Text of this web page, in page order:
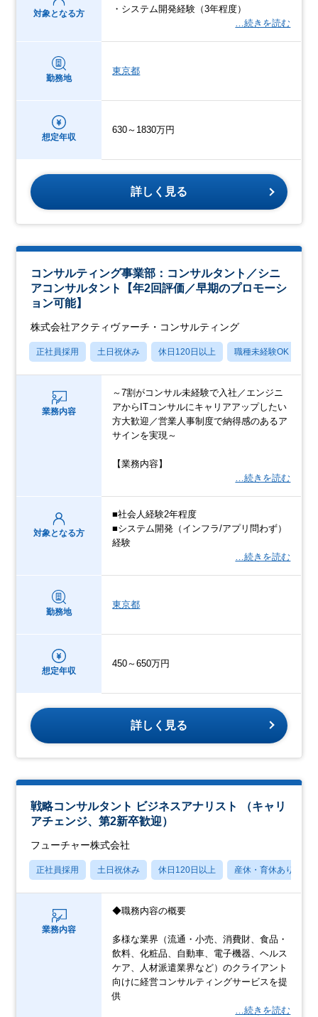
対象となる方
・システム開発経験（3年程度）
…続きを読む
勤務地
東京都
想定年収
630～1830万円
詳しく見る
コンサルティング事業部：コンサルタント／シニ
アコンサルタント【年2回評価／早期のプロモーシ
ョン可能】
株式会社アクティヴァーチ・コンサルティング
正社員採用 土日祝休み 休日120日以上 職種未経験OK
業務内容
～7割がコンサル未経験で入社／エンジニ
アからITコンサルにキャリアアップしたい
方大歓迎／営業人事制度で納得感のあるア
サインを実現～
【業務内容】
…続きを読む
対象となる方
■社会人経験2年程度
■システム開発（インフラ/アプリ問わず）
経験
…続きを読む
勤務地
東京都
想定年収
450～650万円
詳しく見る
戦略コンサルタント ビジネスアナリスト （キャリ
アチェンジ、第2新卒歓迎）
フューチャー株式会社
正社員採用 土日祝休み 休日120日以上 産休・育休あり
業務内容
◆職務内容の概要
多様な業界（流通・小売、消費財、食品・
飲料、化粧品、自動車、電子機器、ヘルス
ケア、人材派遣業界など）のクライアント
向けに経営コンサルティングサービスを提
供
…続きを読む